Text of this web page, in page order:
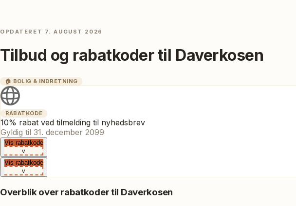
OPDATERET 7. AUGUST 2026
Tilbud og rabatkoder til Daverkosen
🏠 BOLIG & INDRETNING
RABATKODE
10% rabat ved tilmelding til nyhedsbrev
Gyldig til 31. december 2099
Vis rabatkode
v
Vis rabatkode
v
Overblik over rabatkoder til Daverkosen